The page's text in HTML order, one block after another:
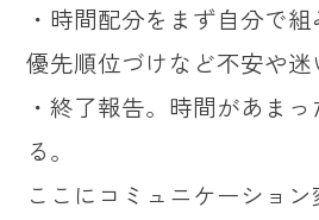
・時間配分をまず自分で
優先順位づけなど不安や迷
・終了報告。時間があま
る。
ここにコミュニケーショ